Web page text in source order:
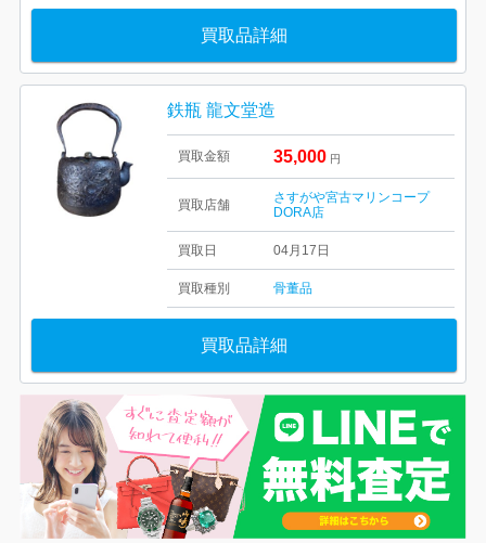
買取品詳細
鉄瓶 龍文堂造
買取金額 35,000 円
買取店舗
さすがや宮古マリンコープ
DORA店
買取日 04月17日
買取種別 骨董品
買取品詳細